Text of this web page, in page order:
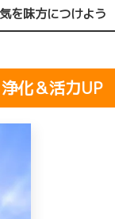
を味方につけよう
化＆活力UP